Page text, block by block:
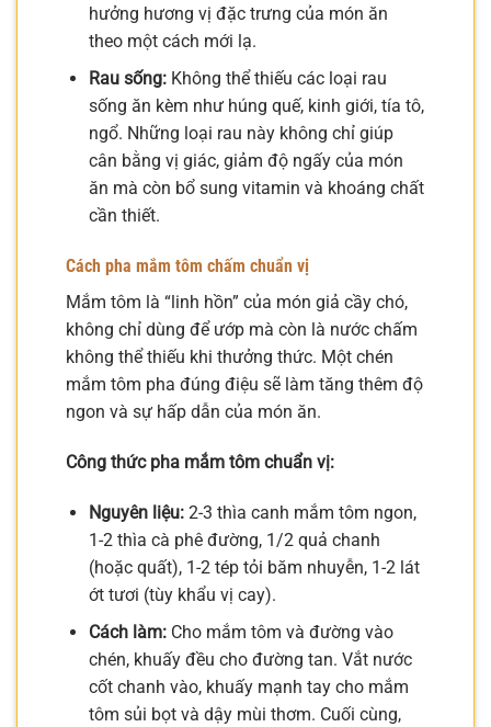
hưởng hương vị đặc trưng của món ăn
theo một cách mới lạ.
Rau sống:Không thể thiếu các loại rau
sống ăn kèm như húng quế, kinh giới, tía tô,
ngổ. Những loại rau này không chỉ giúp
cân bằng vị giác, giảm độ ngấy của món
ăn mà còn bổ sung vitamin và khoáng chất
cần thiết.
Cách pha mắm tôm chấm chuẩn vị
Mắm tôm là “linh hồn” của món giả cầy chó,
không chỉ dùng để ướp mà còn là nước chấm
không thể thiếu khi thưởng thức. Một chén
mắm tôm pha đúng điệu sẽ làm tăng thêm độ
ngon và sự hấp dẫn của món ăn.
Công thức pha mắm tôm chuẩn vị:
Nguyên liệu:2-3 thìa canh mắm tôm ngon,
1-2 thìa cà phê đường, 1/2 quả chanh
(hoặc quất), 1-2 tép tỏi băm nhuyễn, 1-2 lát
ớt tươi (tùy khẩu vị cay).
Cách làm:Cho mắm tôm và đường vào
chén, khuấy đều cho đường tan. Vắt nước
cốt chanh vào, khuấy mạnh tay cho mắm
tôm sủi bọt và dậy mùi thơm. Cuối cùng,